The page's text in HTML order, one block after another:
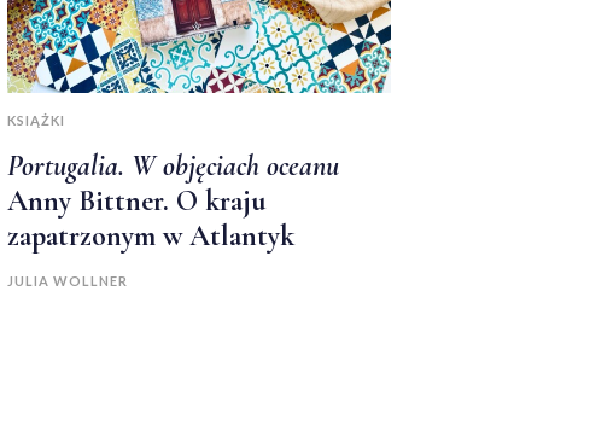
KSIĄŻKI
Portugalia. W objęciach oceanu
Anny Bittner. O kraju
zapatrzonym w Atlantyk
JULIA WOLLNER